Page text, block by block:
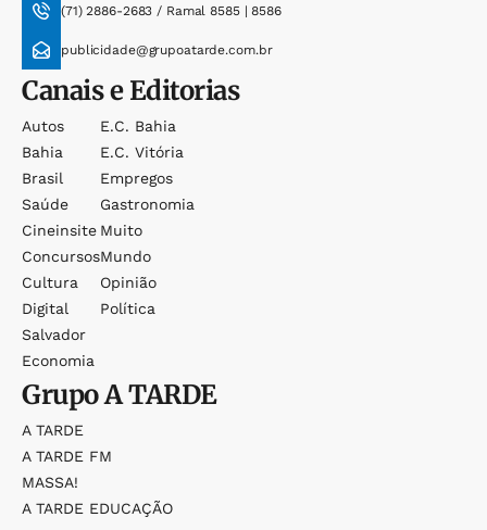
(71) 2886-2683 / Ramal 8585 | 8586
publicidade@grupoatarde.com.br
Canais e Editorias
Autos
Bahia
Brasil
Saúde
Cineinsite
Concursos
Cultura
Digital
Salvador
Economia
E.c. Bahia
E.c. Vitória
Empregos
Gastronomia
Muito
Mundo
Opinião
Política
GrupoA TARDE
A TARDE
A TARDE FM
MASSA!
A TARDE EDUCAÇÃO